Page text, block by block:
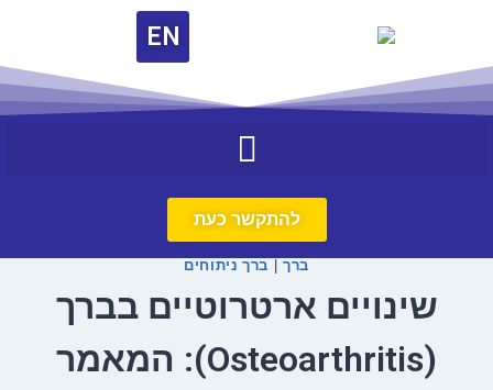
EN
להתקשר כעת
ברך ברך ניתוחים
שינויים ארטרוטיים בברך
(Osteoarthritis): המאמר